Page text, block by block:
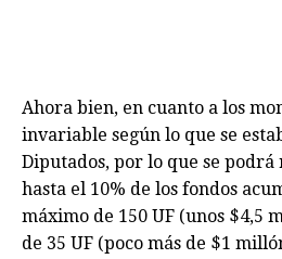
Ahora bien, en cuanto a los
invariable según lo que se
Diputados, por lo que se
hasta el 10% de los fondos
máximo de 150 UF (unos $4,5
de 35 UF (poco más de $1